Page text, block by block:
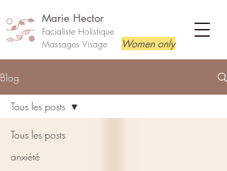
Marie Hector
Facialiste Holistique
Massages Visage
Women only
Blog
Tous les posts
anxiété
Tous les posts